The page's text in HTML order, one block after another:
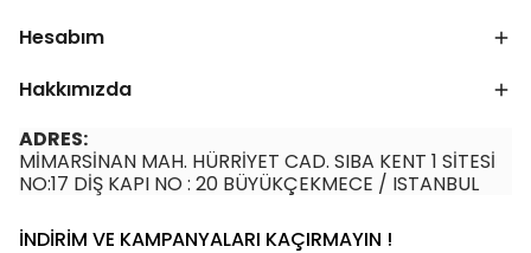
Hesabım
Hakkımızda
ADRES:
MİMARSİNAN MAH. HÜRRİYET CAD. SIBA KENT 1 SİTESİ
NO:17 DİŞ KAPI NO : 20 BÜYÜKÇEKMECE / ISTANBUL
İNDİRİM VE KAMPANYALARI KAÇIRMAYIN !